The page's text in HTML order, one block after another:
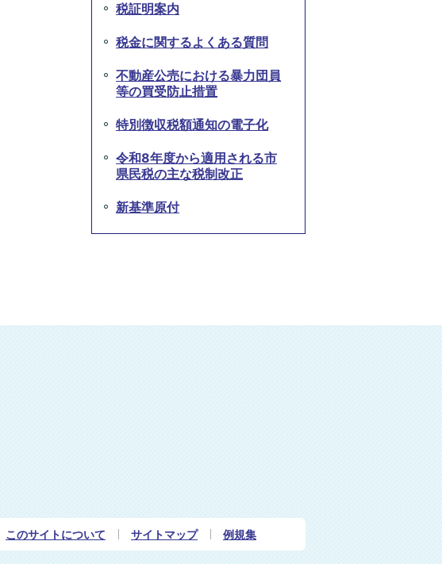
税証明案内
税金に関するよくある質問
不動産公売における暴力団員
等の買受防止措置
特別徴収税額通知の電子化
令和8年度から適用される市
県民税の主な税制改正
新基準原付
このサイトについて サイトマップ 例規集